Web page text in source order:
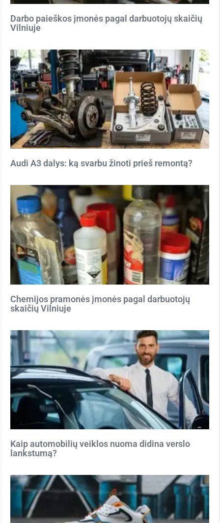
Darbo paieškos įmonės pagal darbuotojų skaičių
Vilniuje
Audi A3 dalys: ką svarbu žinoti prieš remontą?
Chemijos pramonės įmonės pagal darbuotojų
skaičių Vilniuje
Kaip automobilių veiklos nuoma didina verslo
lankstumą?